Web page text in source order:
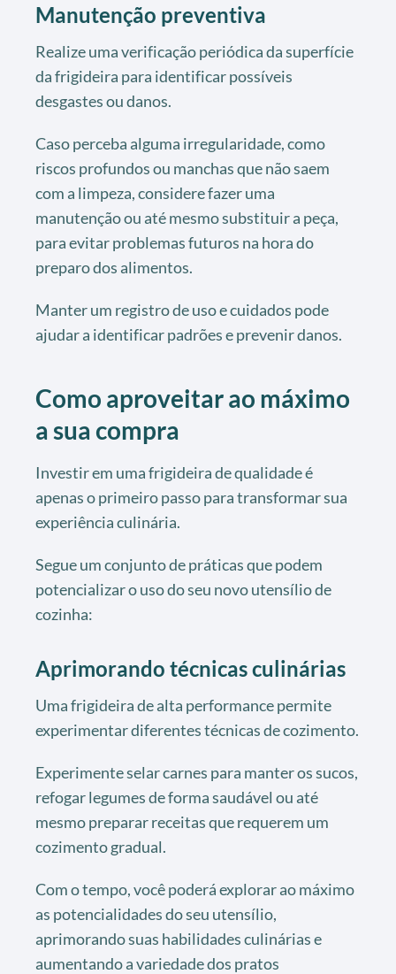
Manutenção preventiva
Realize uma verificação periódica da superfície
da frigideira para identificar possíveis
desgastes ou danos.
Caso perceba alguma irregularidade, como
riscos profundos ou manchas que não saem
com a limpeza, considere fazer uma
manutenção ou até mesmo substituir a peça,
para evitar problemas futuros na hora do
preparo dos alimentos.
Manter um registro de uso e cuidados pode
ajudar a identificar padrões e prevenir danos.
Como aproveitar ao máximo
a sua compra
Investir em uma frigideira de qualidade é
apenas o primeiro passo para transformar sua
experiência culinária.
Segue um conjunto de práticas que podem
potencializar o uso do seu novo utensílio de
cozinha:
Aprimorando técnicas culinárias
Uma frigideira de alta performance permite
experimentar diferentes técnicas de cozimento.
Experimente selar carnes para manter os sucos,
refogar legumes de forma saudável ou até
mesmo preparar receitas que requerem um
cozimento gradual.
Com o tempo, você poderá explorar ao máximo
as potencialidades do seu utensílio,
aprimorando suas habilidades culinárias e
aumentando a variedade dos pratos